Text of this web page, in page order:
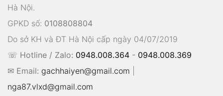
Hà Nội.
GPKD số: 0108808804
Do sở KH và ĐT Hà Nội cấp ngày 04/07/2019
☏ Hotline / Zalo: 0948.008.364 - 0948.008.369
✉ Email: gachhaiyen@gmail.com
nga87.vlxd@gmail.com